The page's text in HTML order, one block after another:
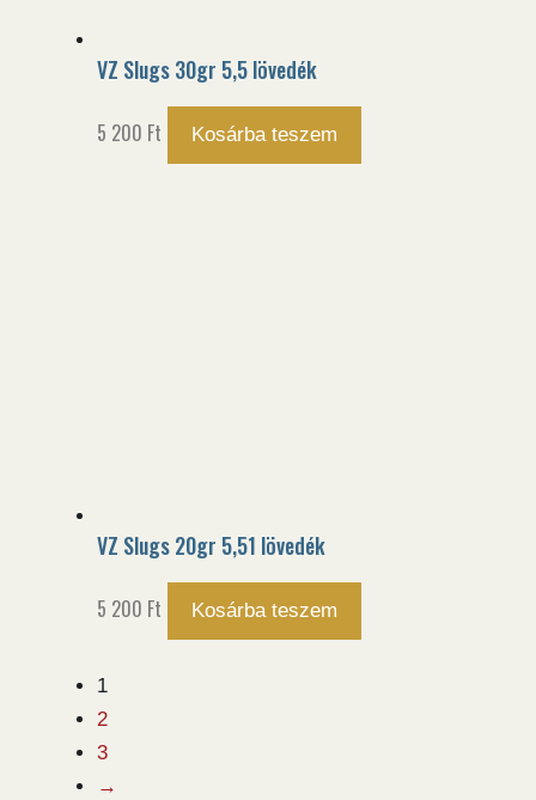
VZ Slugs 30gr 5,5 lövedék
5 200 Ft Kosárba teszem
VZ Slugs 20gr 5,51 lövedék
5 200 Ft Kosárba teszem
1
2
3
→